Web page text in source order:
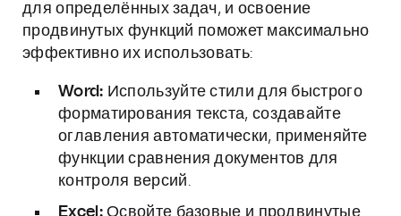
для определённых задач, и освоение
продвинутых функций поможет максимально
эффективно их использовать:
Word: Используйте стили для быстрого
форматирования текста, создавайте
оглавления автоматически, применяйте
функции сравнения документов для
контроля версий.
Excel:Освойте базовые и продвинутые